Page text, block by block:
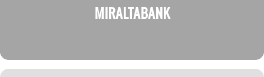
MIRALTABANK